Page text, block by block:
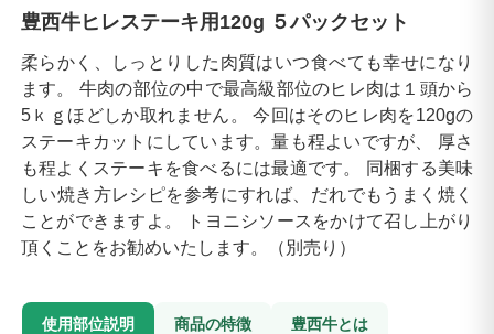
豊西牛ヒレステーキ用120g ５パックセット
柔らかく、しっとりした肉質はいつ食べても幸せになり
ます。 牛肉の部位の中で最高級部位のヒレ肉は１頭から
5ｋｇほどしか取れません。 今回はそのヒレ肉を120gの
ステーキカットにしています。量も程よいですが、 厚さ
も程よくステーキを食べるには最適です。 同梱する美味
しい焼き方レシピを参考にすれば、だれでもうまく焼く
ことができますよ。 トヨニシソースをかけて召し上がり
頂くことをお勧めいたします。（別売り）
使用部位説明 商品の特徴 豊西牛とは